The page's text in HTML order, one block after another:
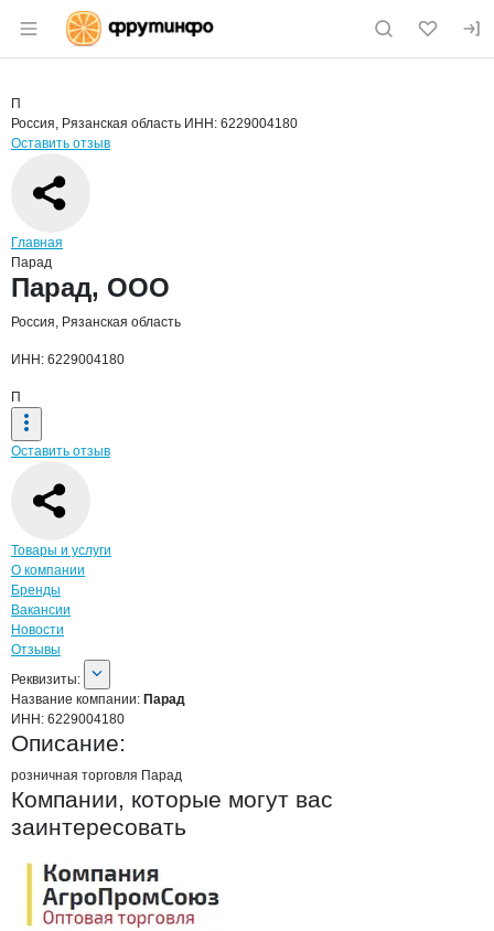
Раздел навигации по сайту fruitinfo.ru
Страница компании
Страница компании
Краткая информация о компании
П
Россия, Рязанская область ИНН: 6229004180
Оставить отзыв
Навигация по сайту
Главная
Парад
Основная информация о компании
Парад, ООО
Россия, Рязанская область
ИНН: 6229004180
П
Оставить отзыв
Навигация по странице
Товары и услуги
О компании
Бренды
Вакансии
Новости
Отзывы
О компании
Реквизиты
Реквизиты:
Название компании: Парад
ИНН: 6229004180
Описание:
розничная торговля Парад
Компании, которые могут вас
заинтересовать